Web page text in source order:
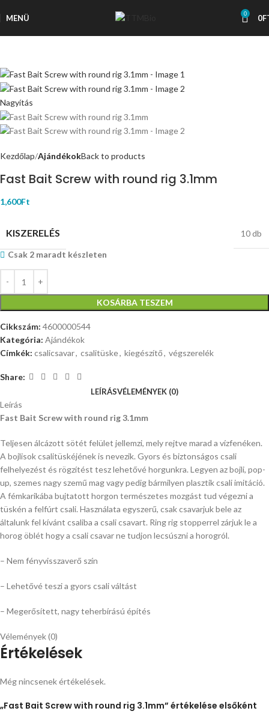
MENÜ 0 0
Nagyítás
Kezdőlap AjándékokBack to products
Fast Bait Screw with round rig 3.1mm
1,600Ft
KISZERELÉS 10 db
Csak 2 maradt készleten
KOSÁRBA TESZEM
Cikkszám: 4600000544
Kategória: Ajándékok
Címkék: csalicsavar, csalitüske, kiegészítő, végszerelék
Share:
LEÍRÁSVÉLEMÉNYEK (0)
Leírás
Fast Bait Screw with round rig 3.1mm
Teljesen álcázott sötét felület jellemzi, mely rejtve marad a vízfenéken.
A bojlisok csalitüskéjének is nevezik. Gyors és biztonságos csali
felhelyezést és rögzítést tesz lehetővé horgunkra. Legyen az bojli, pop-
up, szemes nagy szemű mag vagy pedig bármilyen plasztik csali imitáció.
A fémkarikába bujtatott horgon természetes mozgást tud végezni a
tüskén a felfúrt csali. Használata egyszerű, csak csavarjuk bele az
általunk fel kívánt csaliba a csali csavart. Ring rig stopperrel zárjuk le a
horog öblét hogy a csali csavar ne tudjon lecsúszni a horogról.
– Nem fényvisszaverő szín
– Lehetővé teszi a gyors csali váltást
– Megerősített, nagy teherbírású építés
Vélemények (0)
Értékelések
Még nincsenek értékelések.
„Fast Bait Screw with round rig 3.1mm” értékelése elsőként